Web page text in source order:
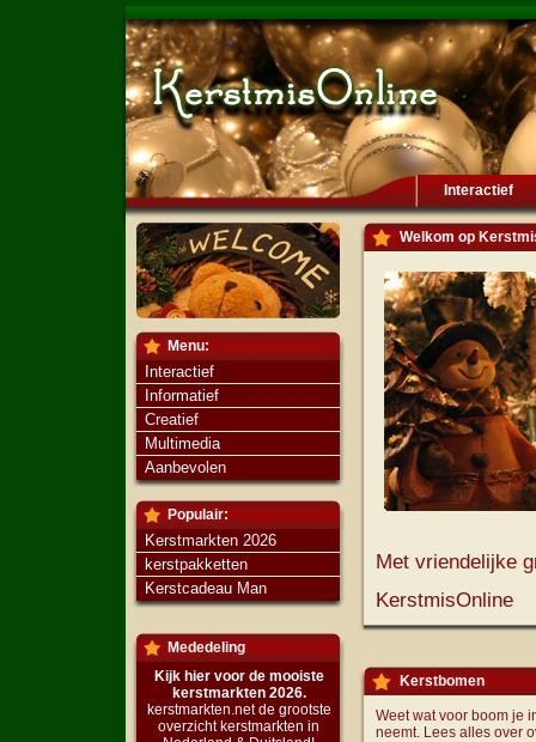
Interactief
Menu:
Interactief
Informatief
Creatief
Multimedia
Aanbevolen
Populair:
Kerstmarkten 2026
kerstpakketten
Kerstcadeau Man
Mededeling
Kijk hier voor de mooiste
kerstmarkten 2026.
kerstmarkten.net de grootste
overzicht kerstmarkten in
Welkom op
Met vriendelijke
KerstmisOnline
Kerstbomen
Weet wat voor boom je
neemt. Lees alles over